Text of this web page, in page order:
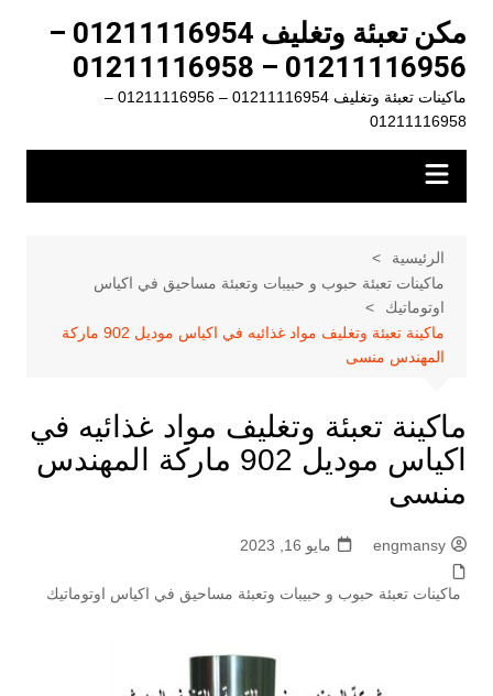
المحتوى
مكن تعبئة وتغليف 01211116954 –
01211116956 – 01211116958
ماكينات تعبئة وتغليف 01211116954 – 01211116956 –
01211116958
الرئيسية
ماكينات تعبئة حبوب و حبيبات وتعبئة مساحيق في اكياس
اوتوماتيك
ماكينة تعبئة وتغليف مواد غذائيه في اكياس موديل 902 ماركة
المهندس منسى
ماكينة تعبئة وتغليف مواد غذائيه في
اكياس موديل 902 ماركة المهندس
منسى
engmansy مايو 16, 2023
ماكينات تعبئة حبوب و حبيبات وتعبئة مساحيق في اكياس اوتوماتيك